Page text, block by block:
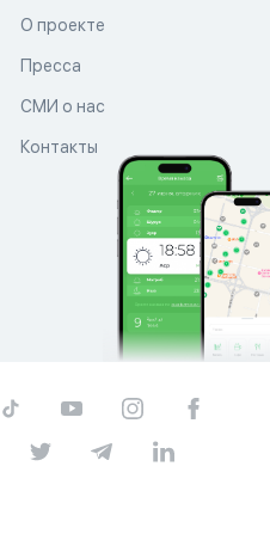
О проекте
Пресса
СМИ о нас
Контакты